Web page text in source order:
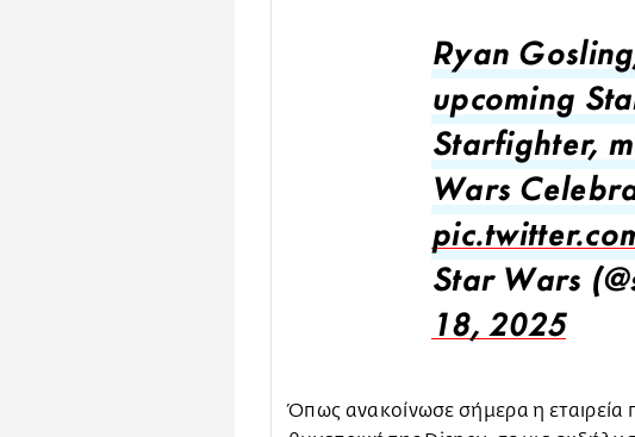
Ryan
upcoming
Starfighter,
Wars
Star Wars
18, 2025
Όπως ανακοίνωσε σήμερα η